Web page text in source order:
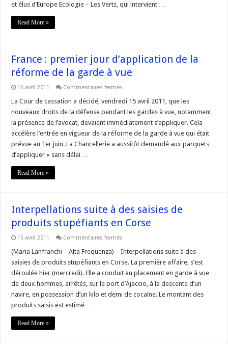
militants
et élus d’Europe Ecologie – Les Verts, qui intervient …
Read More »
France : premier jour d’application de la
réforme de la garde à vue
16 avril 2011 Commentaires fermés
:
jour
d’application
de
la
réforme
de
La Cour de cassation a décidé, vendredi 15 avril 2011, que les
nouveaux droits de la défense pendant les gardes à vue, notamment
la présence de l’avocat, devaient immédiatement s’appliquer. Cela
accélère l’entrée en vigueur de la réforme de la garde à vue qui était
prévue au 1er juin. La Chancellerie a aussitôt demandé aux parquets
d’appliquer « sans délai …
Read More »
Interpellations suite à des saisies de
produits stupéfiants en Corse
15 avril 2011 Commentaires fermés
suite
des
saisies
de
produits
stupéfiants
en
(Maria Lanfranchi – Alta Frequenza) – Interpellations suite à des
saisies de produits stupéfiants en Corse. La première affaire, s’est
déroulée hier (mercredi). Elle a conduit au placement en garde à vue
de deux hommes, arrêtés, sur le port d’Ajaccio, à la descente d’un
navire, en possession d’un kilo et demi de cocaïne. Le montant des
produits saisis est estimé …
Read More »